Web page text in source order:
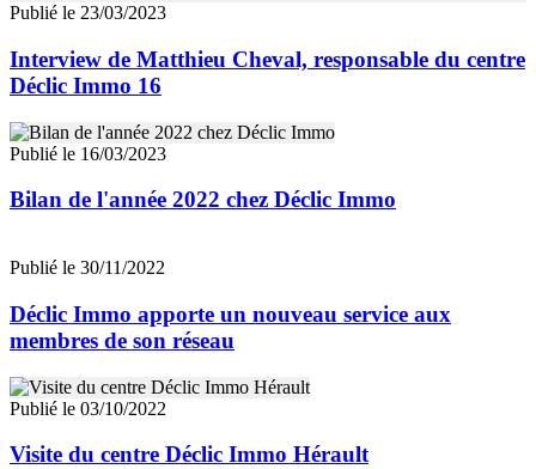
Publié le 23/03/2023
Interview de Matthieu Cheval, responsable du centre
Déclic Immo 16
Publié le 16/03/2023
Bilan de l'année 2022 chez Déclic Immo
Publié le 30/11/2022
Déclic Immo apporte un nouveau service aux
membres de son réseau
Publié le 03/10/2022
Visite du centre Déclic Immo Hérault